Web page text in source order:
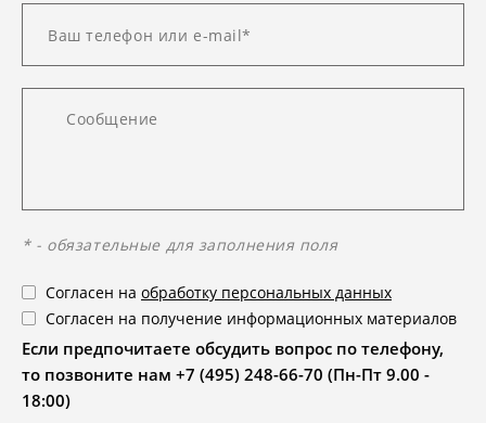
* - обязательные для заполнения поля
Согласен на обработку персональных данных
Согласен на получение информационных материалов
Если предпочитаете обсудить вопрос по телефону,
то позвоните нам +7 (495) 248-66-70 (Пн-Пт 9.00 -
18:00)